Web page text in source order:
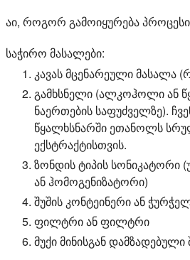
აი, როგორ გამოიყურება
საჭირო მასალები:
კავას მცენარეული მასალა
გამხსნელი (ალკოჰოლი ან
ნაერთების საფუძველზე).
წყალხსნარში ეთანოლს
ექსტრაქტისთვის.
ზონდის ტიპის
ან ჰომოგენიზატორი)
შუშის კონტეინერი ან
ფილტრი ან ფილტრი
მუქი მინისგან დამზადებული